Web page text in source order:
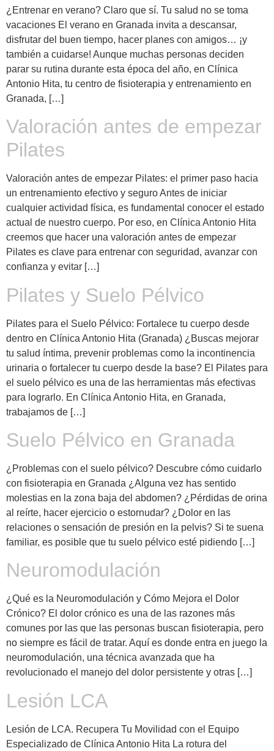
¿Entrenar en verano? Claro que sí. Tu salud no se toma
vacaciones El verano en Granada invita a descansar,
disfrutar del buen tiempo, hacer planes con amigos… ¡y
también a cuidarse! Aunque muchas personas deciden
parar su rutina durante esta época del año, en Clínica
Antonio Hita, tu centro de fisioterapia y entrenamiento en
Granada, […]
Valoración antes de empezar
Pilates
Valoración antes de empezar Pilates: el primer paso hacia
un entrenamiento efectivo y seguro Antes de iniciar
cualquier actividad física, es fundamental conocer el estado
actual de nuestro cuerpo. Por eso, en Clínica Antonio Hita
creemos que hacer una valoración antes de empezar
Pilates es clave para entrenar con seguridad, avanzar con
confianza y evitar […]
Pilates y Suelo Pélvico
Pilates para el Suelo Pélvico: Fortalece tu cuerpo desde
dentro en Clínica Antonio Hita (Granada) ¿Buscas mejorar
tu salud íntima, prevenir problemas como la incontinencia
urinaria o fortalecer tu cuerpo desde la base? El Pilates para
el suelo pélvico es una de las herramientas más efectivas
para lograrlo. En Clínica Antonio Hita, en Granada,
trabajamos de […]
Suelo Pélvico en Granada
¿Problemas con el suelo pélvico? Descubre cómo cuidarlo
con fisioterapia en Granada ¿Alguna vez has sentido
molestias en la zona baja del abdomen? ¿Pérdidas de orina
al reírte, hacer ejercicio o estornudar? ¿Dolor en las
relaciones o sensación de presión en la pelvis? Si te suena
familiar, es posible que tu suelo pélvico esté pidiendo […]
Neuromodulación
¿Qué es la Neuromodulación y Cómo Mejora el Dolor
Crónico? El dolor crónico es una de las razones más
comunes por las que las personas buscan fisioterapia, pero
no siempre es fácil de tratar. Aquí es donde entra en juego la
neuromodulación, una técnica avanzada que ha
revolucionado el manejo del dolor persistente y otras […]
Lesión LCA
Lesión de LCA. Recupera Tu Movilidad con el Equipo
Especializado de Clínica Antonio Hita La rotura del